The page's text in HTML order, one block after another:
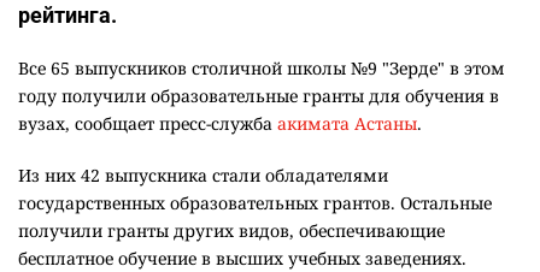
рейтинга.
Все 65 выпускников столичной школы №9 "Зерде" в этом
году получили образовательные гранты для обучения в
вузах, сообщает пресс-служба акимата Астаны.
Из них 42 выпускника стали обладателями
государственных образовательных грантов. Остальные
получили гранты других видов, обеспечивающие
бесплатное обучение в высших учебных заведениях.